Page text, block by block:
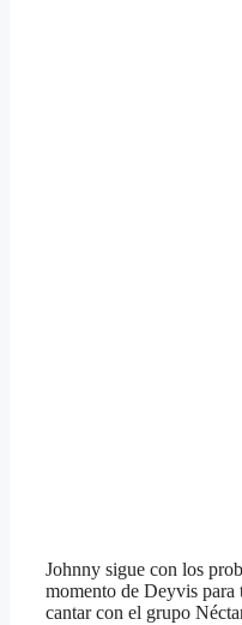
Johnny sigue con los
momento de Deyvis para
cantar con el grupo